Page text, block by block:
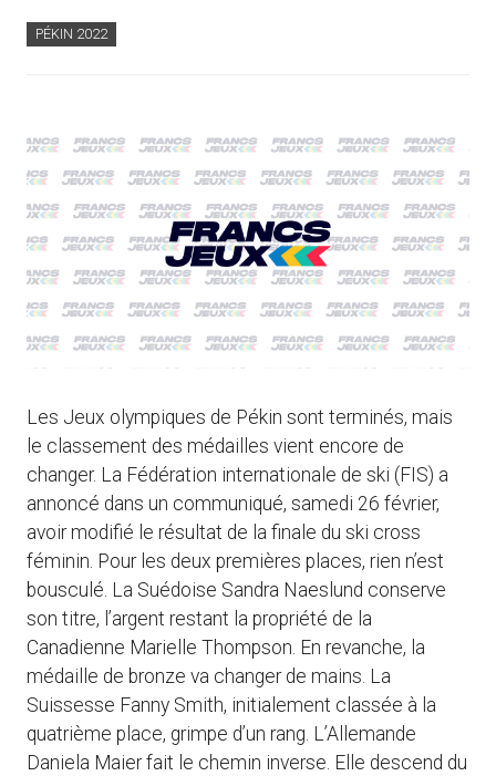
PÉKIN 2022
Les Jeux olympiques de Pékin sont terminés, mais
le classement des médailles vient encore de
changer. La Fédération internationale de ski (FIS) a
annoncé dans un communiqué, samedi 26 février,
avoir modifié le résultat de la finale du ski cross
féminin. Pour les deux premières places, rien n’est
bousculé. La Suédoise Sandra Naeslund conserve
son titre, l’argent restant la propriété de la
Canadienne Marielle Thompson. En revanche, la
médaille de bronze va changer de mains. La
Suissesse Fanny Smith, initialement classée à la
quatrième place, grimpe d’un rang. L’Allemande
Daniela Maier fait le chemin inverse. Elle descend du